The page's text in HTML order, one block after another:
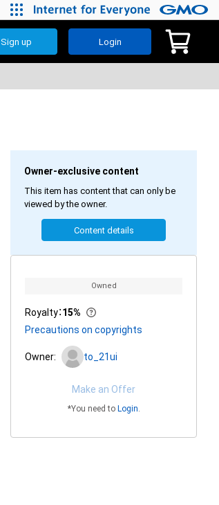
Sign up Login
Owner-exclusive content
This item has content that can only be
viewed by the owner.
Content details
Owned
Royalty：15%
Precautions on copyrights
Owner: to_21ui
Make an Offer
*You need to Login.